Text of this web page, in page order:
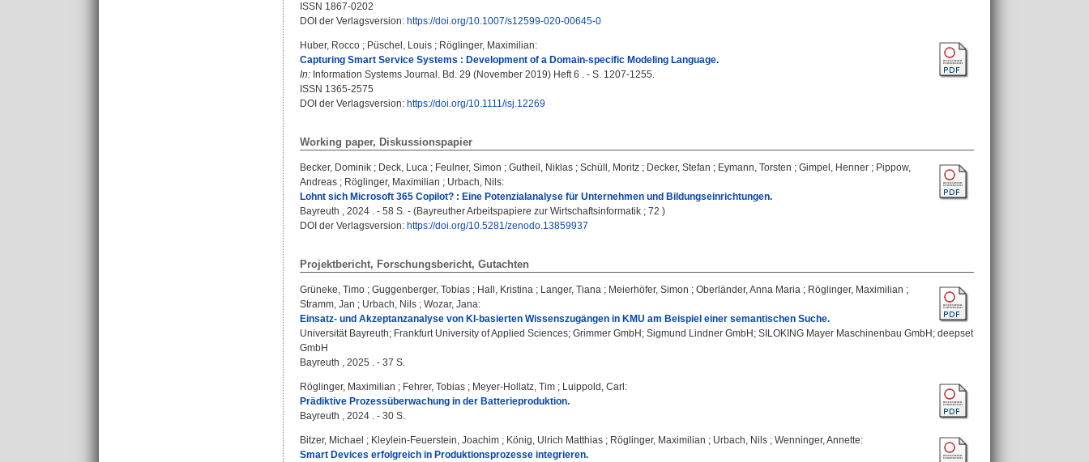
ISSN 1867-0202
DOI der Verlagsversion: https://doi.org/10.1007/s12599-020-00645-0
Huber, Rocco ; Püschel, Louis ; Röglinger, Maximilian:
Capturing Smart Service Systems : Development of a Domain-specific Modeling Language.
In: Information Systems Journal. Bd. 29 (November 2019) Heft 6 . - S. 1207-1255.
ISSN 1365-2575
DOI der Verlagsversion: https://doi.org/10.1111/isj.12269
Working paper, Diskussionspapier
Becker, Dominik ; Deck, Luca ; Feulner, Simon ; Gutheil, Niklas ; Schüll, Moritz ; Decker, Stefan ; Eymann, Torsten ; Gimpel, Henner ; Pippow,
Andreas ; Röglinger, Maximilian ; Urbach, Nils:
Lohnt sich Microsoft 365 Copilot? : Eine Potenzialanalyse für Unternehmen und Bildungseinrichtungen.
Bayreuth , 2024 . - 58 S. - (Bayreuther Arbeitspapiere zur Wirtschaftsinformatik ; 72 )
DOI der Verlagsversion: https://doi.org/10.5281/zenodo.13859937
Projektbericht, Forschungsbericht, Gutachten
Grüneke, Timo ; Guggenberger, Tobias ; Hall, Kristina ; Langer, Tiana ; Meierhöfer, Simon ; Oberländer, Anna Maria ; Röglinger, Maximilian ;
Stramm, Jan ; Urbach, Nils ; Wozar, Jana:
Einsatz- und Akzeptanzanalyse von KI-basierten Wissenszugängen in KMU am Beispiel einer semantischen Suche.
Universität Bayreuth; Frankfurt University of Applied Sciences; Grimmer GmbH; Sigmund Lindner GmbH; SILOKING Mayer Maschinenbau GmbH; deepset
GmbH
Bayreuth , 2025 . - 37 S.
Röglinger, Maximilian ; Fehrer, Tobias ; Meyer-Hollatz, Tim ; Luippold, Carl :
Prädiktive Prozessüberwachung in der Batterieproduktion.
Bayreuth , 2024 . - 30 S.
Bitzer, Michael ; Kleylein-Feuerstein, Joachim ; König, Ulrich Matthias ; Röglinger, Maximilian ; Urbach, Nils ; Wenninger, Annette:
Smart Devices erfolgreich in Produktionsprozesse integrieren.